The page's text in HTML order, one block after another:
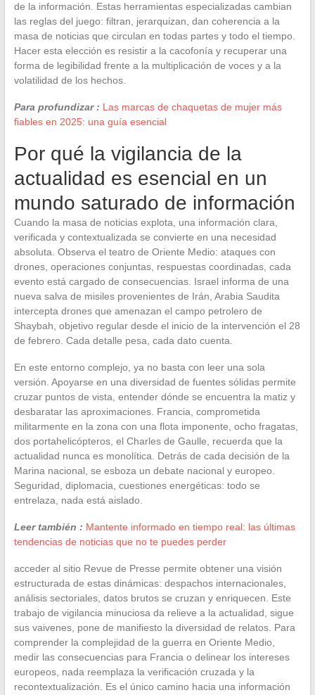
de la información. Estas herramientas especializadas cambian
las reglas del juego: filtran, jerarquizan, dan coherencia a la
masa de noticias que circulan en todas partes y todo el tiempo.
Hacer esta elección es resistir a la cacofonía y recuperar una
forma de legibilidad frente a la multiplicación de voces y a la
volatilidad de los hechos.
Para profundizar : Las marcas de chaquetas de mujer más
fiables en 2025: una guía esencial
Por qué la vigilancia de la
actualidad es esencial en un
mundo saturado de información
Cuando la masa de noticias explota, una información clara,
verificada y contextualizada se convierte en una necesidad
absoluta. Observa el teatro de Oriente Medio: ataques con
drones, operaciones conjuntas, respuestas coordinadas, cada
evento está cargado de consecuencias. Israel informa de una
nueva salva de misiles provenientes de Irán, Arabia Saudita
intercepta drones que amenazan el campo petrolero de
Shaybah, objetivo regular desde el inicio de la intervención el 28
de febrero. Cada detalle pesa, cada dato cuenta.
En este entorno complejo, ya no basta con leer una sola
versión. Apoyarse en una diversidad de fuentes sólidas permite
cruzar puntos de vista, entender dónde se encuentra la matiz y
desbaratar las aproximaciones. Francia, comprometida
militarmente en la zona con una flota imponente, ocho fragatas,
dos portahelicópteros, el Charles de Gaulle, recuerda que la
actualidad nunca es monolítica. Detrás de cada decisión de la
Marina nacional, se esboza un debate nacional y europeo.
Seguridad, diplomacia, cuestiones energéticas: todo se
entrelaza, nada está aislado.
Leer también : Mantente informado en tiempo real: las últimas
tendencias de noticias que no te puedes perder
acceder al sitio Revue de Presse permite obtener una visión
estructurada de estas dinámicas: despachos internacionales,
análisis sectoriales, datos brutos se cruzan y enriquecen. Este
trabajo de vigilancia minuciosa da relieve a la actualidad, sigue
sus vaivenes, pone de manifiesto la diversidad de relatos. Para
comprender la complejidad de la guerra en Oriente Medio,
medir las consecuencias para Francia o delinear los intereses
europeos, nada reemplaza la verificación cruzada y la
recontextualización. Es el único camino hacia una información